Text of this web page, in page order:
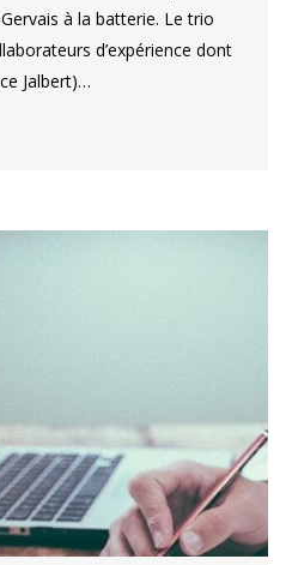
à la batterie. Le trio
d’expérience dont
Jalbert)…